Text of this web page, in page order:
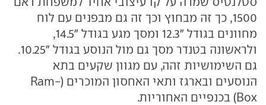
1500, כך זה מבחוץ וכך זה גם מבפנים עם לוח
מחוונים בגודל "12.3 ומסך מגע בגודל "14.5,
ולראשונה בטנדר מסך גם מול הנוסע בגודל "10.25.
גם השימושיות זהה, עם מגוון שקעים בתא
הנוסעים ובארגז ותאי האחסון המוכרים (Ram-
Box) בכנפיים האחוריות.